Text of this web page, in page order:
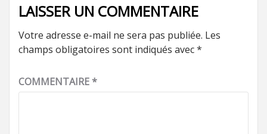
LAISSER UN COMMENTAIRE
Votre adresse e-mail ne sera pas publiée. Les
champs obligatoires sont indiqués avec*
COMMENTAIRE*